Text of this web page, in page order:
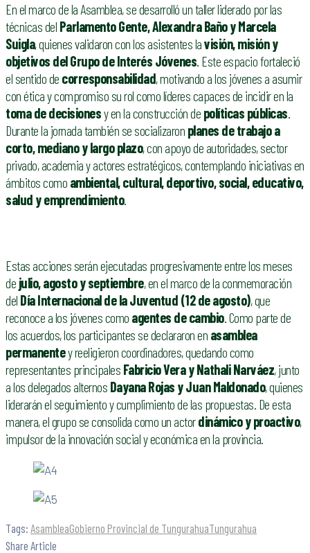
En el marco de la Asamblea, se desarrolló un taller liderado por las
técnicas del Parlamento Gente, Alexandra Baño y Marcela
Suigla, quienes validaron con los asistentes lavisión, misión y
objetivos del Grupo de Interés Jóvenes. Este espacio fortaleció
el sentido de corresponsabilidad, motivando a los jóvenes a asumir
con ética y compromiso su rol como líderes capaces de incidir en la
toma de decisionesy en la construcción de políticas públicas.
Durante la jornada también se socializaron planes de trabajo a
corto, mediano y largo plazo, con apoyo de autoridades, sector
privado, academia y actores estratégicos, contemplando iniciativas en
ámbitos como ambiental, cultural, deportivo, social, educativo,
salud y emprendimiento.
Estas acciones serán ejecutadas progresivamente entre los meses
de julio, agosto y septiembre, en el marco de la conmemoración
del Día Internacional de la Juventud (12 de agosto), que
reconoce a los jóvenes como agentes de cambio. Como parte de
los acuerdos, los participantes se declararon en asamblea
permanentey reeligieron coordinadores, quedando como
representantes principales Fabricio Vera y Nathali Narváez, junto
a los delegados alternos Dayana Rojas y Juan Maldonado, quienes
liderarán el seguimiento y cumplimiento de las propuestas. De esta
manera, el grupo se consolida como un actordinámico y proactivo,
impulsor de la innovación social y económica en la provincia.
Tags: AsambleaGobierno Provincial de TungurahuaTungurahua
Share Article